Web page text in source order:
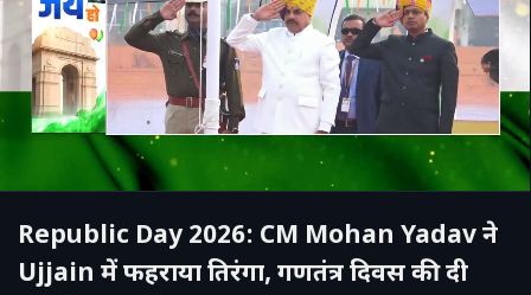
Republic Day 2026: CM Mohan Yadav ने
Ujjain में फहराया तिरंगा, गणतंत्र दिवस की दी